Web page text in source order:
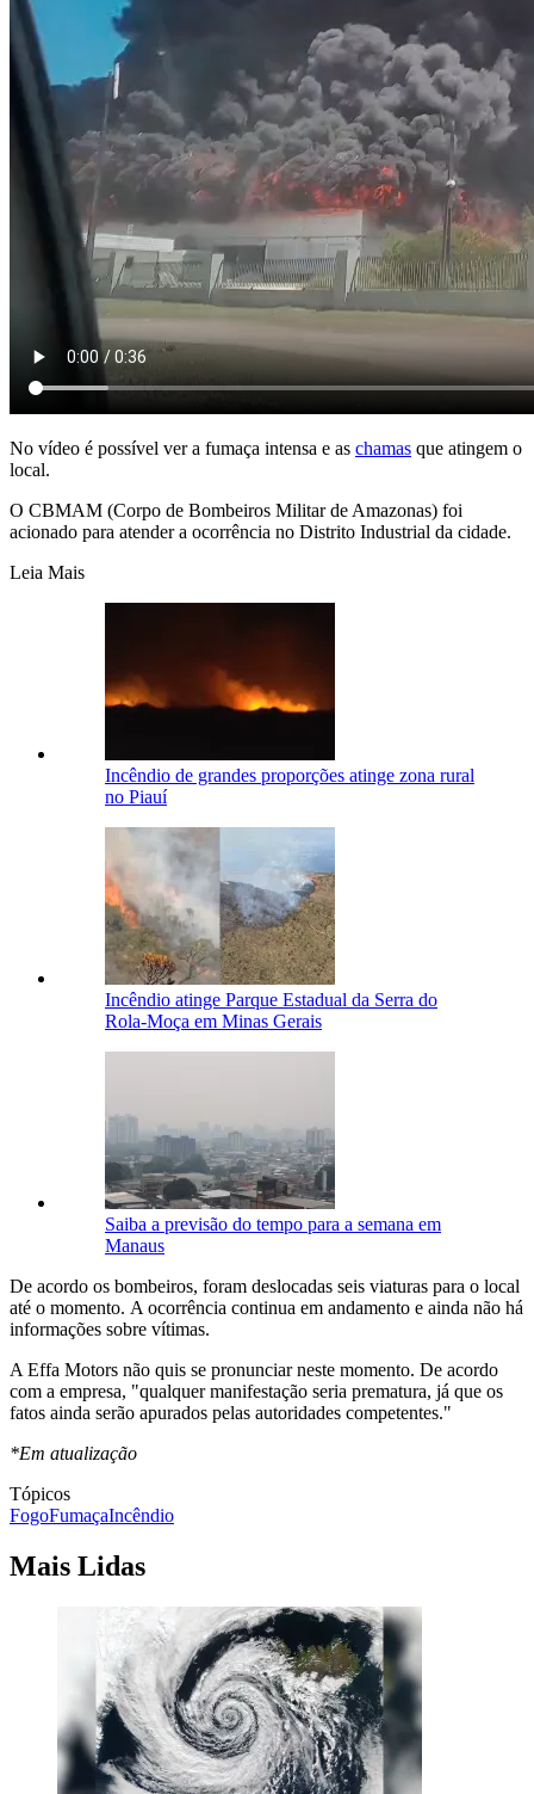
No vídeo é possível ver a fumaça intensa e as chamas que atingem o
local.
O CBMAM (Corpo de Bombeiros Militar de Amazonas) foi
acionado para atender a ocorrência no Distrito Industrial da cidade.
Leia Mais
Incêndio de grandes proporções atinge zona rural
no Piauí
Incêndio atinge Parque Estadual da Serra do
Rola-Moça em Minas Gerais
Saiba a previsão do tempo para a semana em
Manaus
De acordo os bombeiros, foram deslocadas seis viaturas para o local
até o momento. A ocorrência continua em andamento e ainda não há
informações sobre vítimas.
A Effa Motors não quis se pronunciar neste momento. De acordo
com a empresa, "qualquer manifestação seria prematura, já que os
fatos ainda serão apurados pelas autoridades competentes."
*Em atualização
Tópicos
FogoFumaçaIncêndio
Mais Lidas